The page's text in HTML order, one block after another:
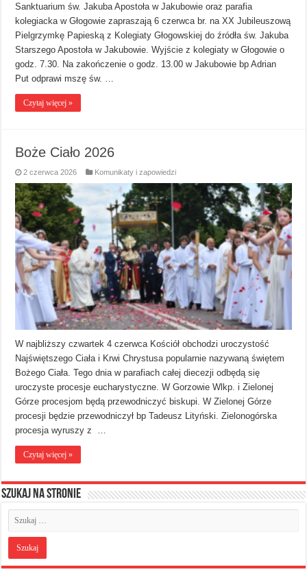
Sanktuarium św. Jakuba Apostoła w Jakubowie oraz parafia
kolegiacka w Głogowie zapraszają 6 czerwca br. na XX Jubileuszową
Pielgrzymkę Papieską z Kolegiaty Głogowskiej do źródła św. Jakuba
Starszego Apostoła w Jakubowie. Wyjście z kolegiaty w Głogowie o
godz. 7.30. Na zakończenie o godz. 13.00 w Jakubowie bp Adrian
Put odprawi mszę św. …
Czytaj więcej »
Boże Ciało 2026
2 czerwca 2026 Komunikaty i zapowiedzi
W najbliższy czwartek 4 czerwca Kościół obchodzi uroczystość
Najświętszego Ciała i Krwi Chrystusa popularnie nazywaną świętem
Bożego Ciała. Tego dnia w parafiach całej diecezji odbędą się
uroczyste procesje eucharystyczne. W Gorzowie Wlkp. i Zielonej
Górze procesjom będą przewodniczyć biskupi. W Zielonej Górze
procesji będzie przewodniczył bp Tadeusz Lityński. Zielonogórska
procesja wyruszy z …
Czytaj więcej »
Szukaj na stronie